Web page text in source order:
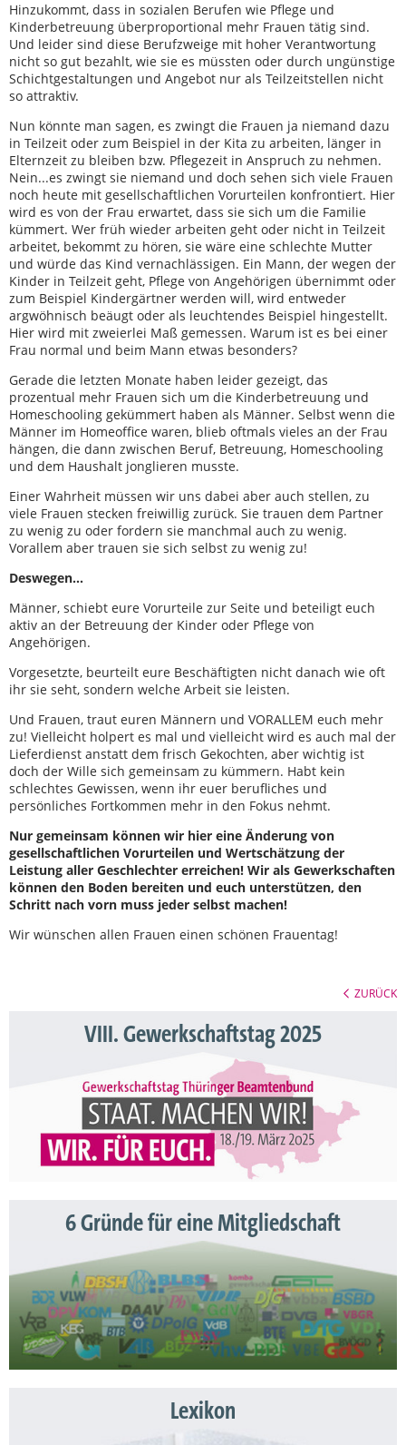
Hinzukommt, dass in sozialen Berufen wie Pflege und
Kinderbetreuung überproportional mehr Frauen tätig sind.
Und leider sind diese Berufzweige mit hoher Verantwortung
nicht so gut bezahlt, wie sie es müssten oder durch ungünstige
Schichtgestaltungen und Angebot nur als Teilzeitstellen nicht
so attraktiv.
Nun könnte man sagen, es zwingt die Frauen ja niemand dazu
in Teilzeit oder zum Beispiel in der Kita zu arbeiten, länger in
Elternzeit zu bleiben bzw. Pflegezeit in Anspruch zu nehmen.
Nein...es zwingt sie niemand und doch sehen sich viele Frauen
noch heute mit gesellschaftlichen Vorurteilen konfrontiert. Hier
wird es von der Frau erwartet, dass sie sich um die Familie
kümmert. Wer früh wieder arbeiten geht oder nicht in Teilzeit
arbeitet, bekommt zu hören, sie wäre eine schlechte Mutter
und würde das Kind vernachlässigen. Ein Mann, der wegen der
Kinder in Teilzeit geht, Pflege von Angehörigen übernimmt oder
zum Beispiel Kindergärtner werden will, wird entweder
argwöhnisch beäugt oder als leuchtendes Beispiel hingestellt.
Hier wird mit zweierlei Maß gemessen. Warum ist es bei einer
Frau normal und beim Mann etwas besonders?
Gerade die letzten Monate haben leider gezeigt, das
prozentual mehr Frauen sich um die Kinderbetreuung und
Homeschooling gekümmert haben als Männer. Selbst wenn die
Männer im Homeoffice waren, blieb oftmals vieles an der Frau
hängen, die dann zwischen Beruf, Betreuung, Homeschooling
und dem Haushalt jonglieren musste.
Einer Wahrheit müssen wir uns dabei aber auch stellen, zu
viele Frauen stecken freiwillig zurück. Sie trauen dem Partner
zu wenig zu oder fordern sie manchmal auch zu wenig.
Vorallem aber trauen sie sich selbst zu wenig zu!
Deswegen...
Männer, schiebt eure Vorurteile zur Seite und beteiligt euch
aktiv an der Betreuung der Kinder oder Pflege von
Angehörigen.
Vorgesetzte, beurteilt eure Beschäftigten nicht danach wie oft
ihr sie seht, sondern welche Arbeit sie leisten.
Und Frauen, traut euren Männern und VORALLEM euch mehr
zu! Vielleicht holpert es mal und vielleicht wird es auch mal der
Lieferdienst anstatt dem frisch Gekochten, aber wichtig ist
doch der Wille sich gemeinsam zu kümmern. Habt kein
schlechtes Gewissen, wenn ihr euer berufliches und
persönliches Fortkommen mehr in den Fokus nehmt.
Nur gemeinsam können wir hier eine Änderung von
gesellschaftlichen Vorurteilen und Wertschätzung der
Leistung aller Geschlechter erreichen! Wir als Gewerkschaften
können den Boden bereiten und euch unterstützen, den
Schritt nach vorn muss jeder selbst machen!
Wir wünschen allen Frauen einen schönen Frauentag!
ZURÜCK
VIII. Gewerkschaftstag 2025
6 Gründe für eine Mitgliedschaft
Lexikon